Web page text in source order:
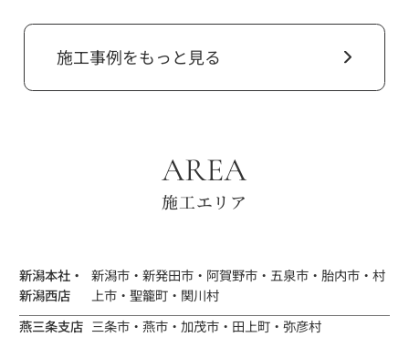
施工事例をもっと見る
AREA
施工エリア
新潟本社・
新潟西店
新潟市・新発田市・阿賀野市・五泉市・胎内市・村
上市・聖籠町・関川村
燕三条支店 三条市・燕市・加茂市・田上町・弥彦村